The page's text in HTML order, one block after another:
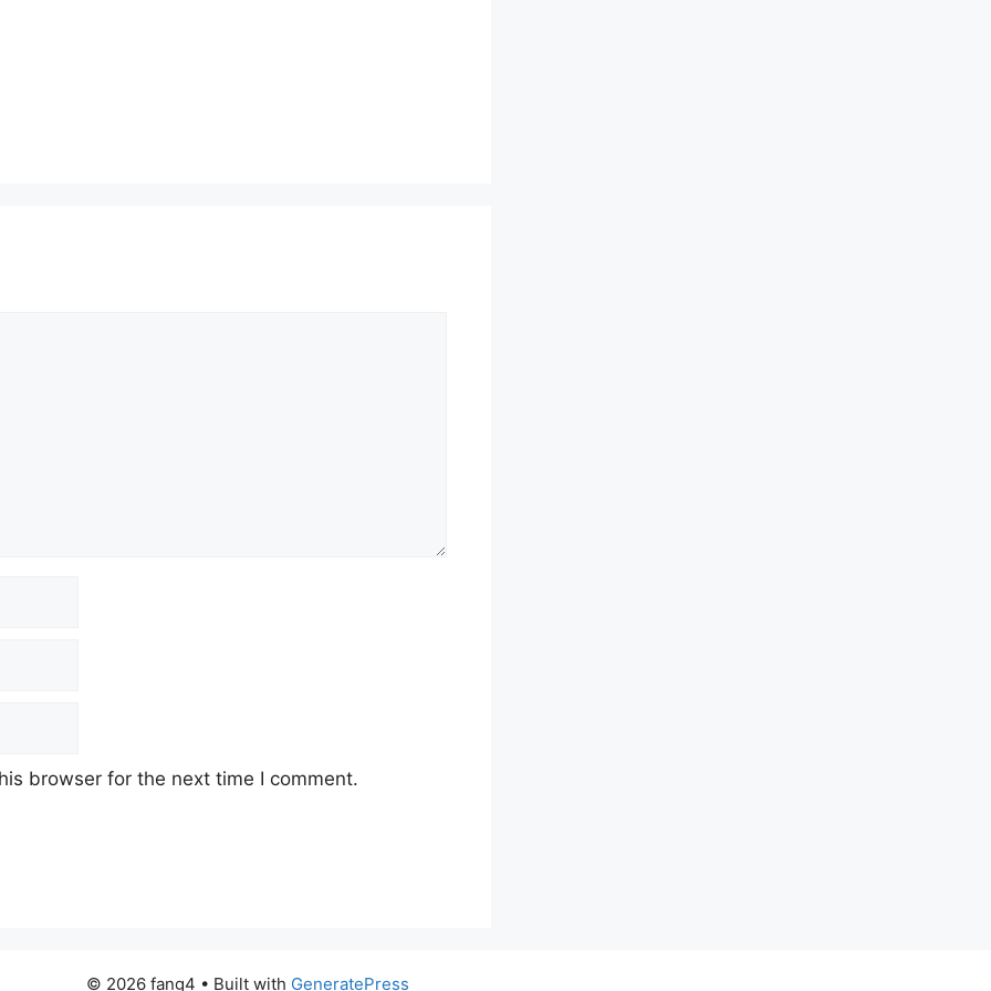
browser for the next time I comment.
© 2026 fang4 • Built with GeneratePress